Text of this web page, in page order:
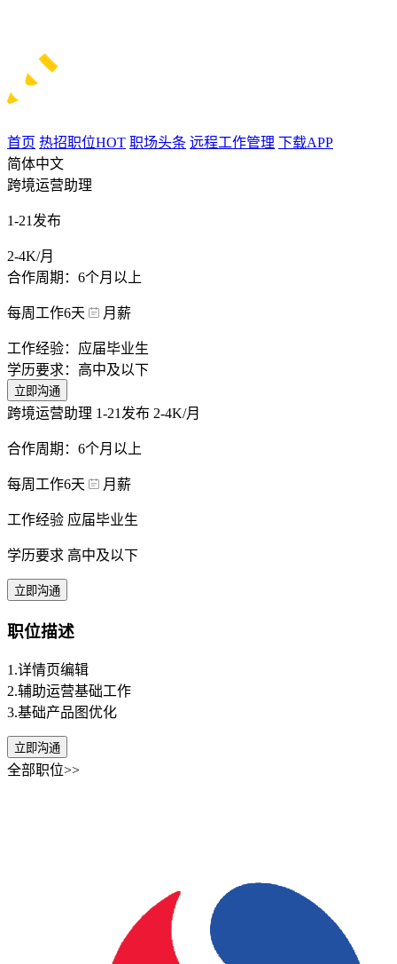
首页 热招职位HOT 职场头条 远程工作管理 下载APP
简体中文
跨境运营助理
1-21发布
2-4K/月
合作周期：6个月以上
每周工作6天 月薪
工作经验：应届毕业生
学历要求：高中及以下
立即沟通
跨境运营助理 1-21发布 2-4K/月
合作周期：6个月以上
每周工作6天 月薪
工作经验 应届毕业生
学历要求 高中及以下
立即沟通
职位描述
1.详情页编辑
2.辅助运营基础工作
3.基础产品图优化
立即沟通
全部职位>>